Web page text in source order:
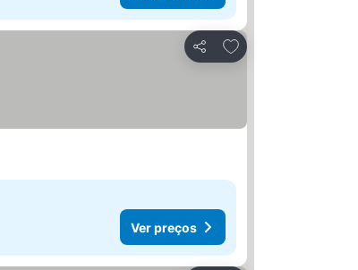
Partilhar
Adicionar aos
Ver preços